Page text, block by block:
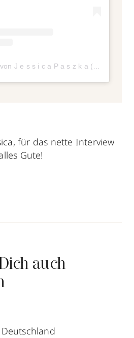
für das nette Interview
Gute!
auch